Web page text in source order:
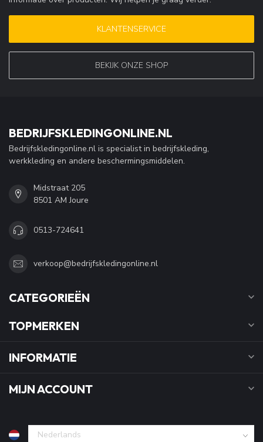
KLANTENSERVICE
BEKIJK ONZE SHOP
BEDRIJFSKLEDINGONLINE.NL
Bedrijfskledingonline.nl is specialist in bedrijfskleding,
werkkleding en andere beschermingsmiddelen.
Midstraat 205
8501 AM Joure
0513-724641
verkoop@bedrijfskledingonline.nl
CATEGORIEËN
TOPMERKEN
INFORMATIE
MIJN ACCOUNT